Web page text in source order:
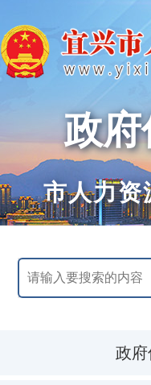
政府
市人力资
政